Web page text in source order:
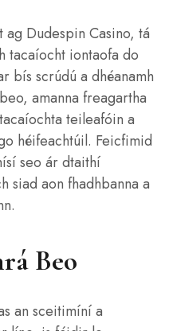
Dudespin Casino, tá
tacaíocht iontaofa do
bís scrúdú a dhéanamh
amanna freagartha
teileafóin a
héifeachtúil. Feicfimid
seo ár dtaithí
siad aon fhadhbanna a
Beo
an sceitimíní a